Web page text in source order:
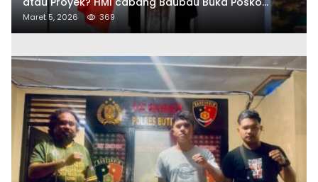
Aduan Masyarakat
Maret 5, 2026 369